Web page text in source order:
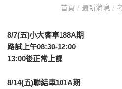
首頁/ 最新消息/
8/7(五)小大客車188A期
路試上午08:30-12:00
13:00後正常上課
8/14(五)聯結車101A期